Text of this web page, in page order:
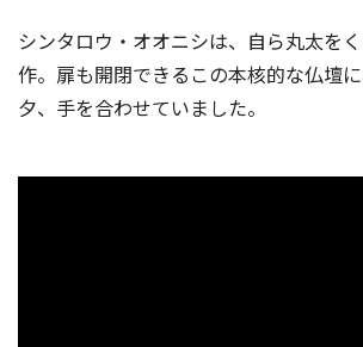
シンタロウ・オオニシは、自ら丸太を
作。扉も開閉できるこの本核的な仏壇
夕、手を合わせていました。